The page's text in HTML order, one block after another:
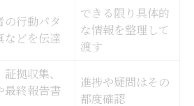
査依頼の極意とは
浮気調査の選び方一覧表
時に確認すべき項目
せるための浮気調査対応術
の行動パタ
などを伝達
できる限り具体的
な情報を整理して
渡す
拠収集、
最終報告書
進捗や疑問はその
都度確認